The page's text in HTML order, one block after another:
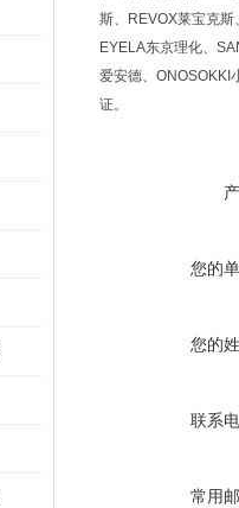
斯、REVOX莱宝克斯
EYELA东京理化、
爱安德、ONOSOKKI
证。
您的
您的
联系
常用